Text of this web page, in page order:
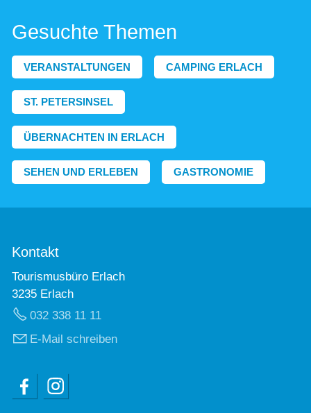
Gesuchte Themen
VERANSTALTUNGEN CAMPING ERLACH
ST. PETERSINSEL
ÜBERNACHTEN IN ERLACH
SEHEN UND ERLEBEN GASTRONOMIE
Kontakt
Tourismusbüro Erlach
3235 Erlach
032 338 11 11
E-Mail schreiben